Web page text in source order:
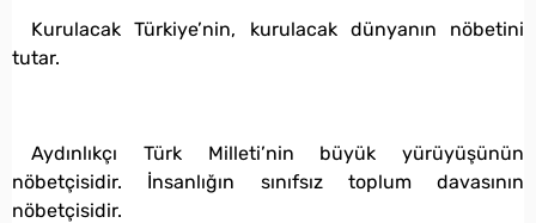
Kurulacak Türkiye’nin, kurulacak dünyanın nöbetini
tutar.
Aydınlıkçı Türk Milleti’nin büyük yürüyüşünün
nöbetçisidir. İnsanlığın sınıfsız toplum davasının
nöbetçisidir.